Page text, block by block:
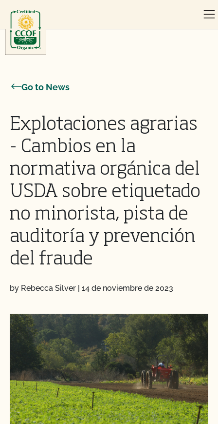
Go to News
Explotaciones agrarias
- Cambios en la
normativa orgánica del
USDA sobre etiquetado
no minorista, pista de
auditoría y prevención
del fraude
by Rebecca Silver | 14 de noviembre de 2023